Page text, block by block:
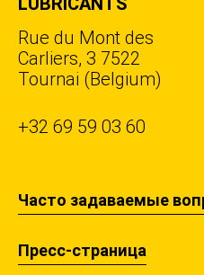
Rue du Mont des
Carliers, 3 7522
Tournai (Belgium)
+32 69 59 03 60
Часто задаваемые
Пресс-страница